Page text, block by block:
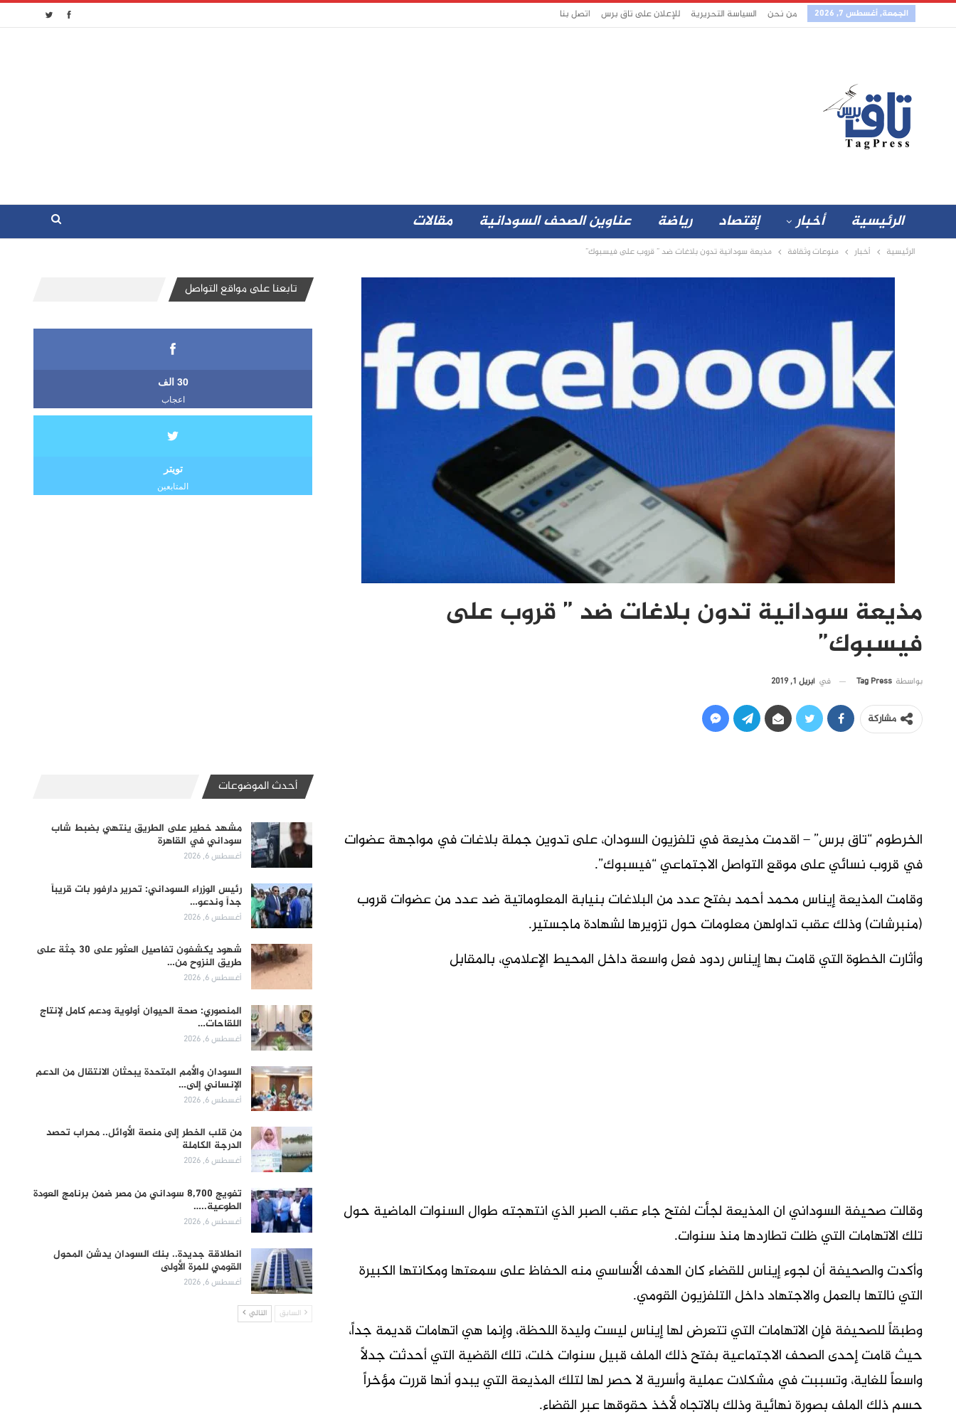
الجمعة, أغسطس 7, 2026 من نحن السياسة التحريرية للإعلان على تاق برس اتصل بنا
الرئيسية أخبار إقتصاد رياضة عناوين الصحف السودانية مقالات
الرئيسية أخبار منوعات وثقافة مذيعة سودانية تدون بلاغات ضد ” قروب على فيسبوك”
مذيعة سودانية تدون بلاغات ضد ” قروب على
فيسبوك”
بواسطة Tag Press في أبريل 1, 2019
مشاركة
الخرطوم “تاق برس” – اقدمت مذيعة في تلفزيون السودان، على تدوين جملة بلاغات في مواجهة عضوات
في قروب نسائي على موقع التواصل الاجتماعي “فيسبوك”.
وقامت المذيعة إيناس محمد أحمد بفتح عدد من البلاغات بنيابة المعلوماتية ضد عدد من عضوات قروب
(منبرشات) وذلك عقب تداولهن معلومات حول تزويرها لشهادة ماجستير.
وأثارت الخطوة التي قامت بها إيناس ردود فعل واسعة داخل المحيط الإعلامي، بالمقابل
وقالت صحيفة السوداني ان المذيعة لجأت لفتح جاء عقب الصبر الذي انتهجته طوال السنوات الماضية حول
تلك الاتهامات التي ظلت تطاردها منذ سنوات.
وأكدت والصحيفة أن لجوء إيناس للقضاء كان الهدف الأساسي منه الحفاظ على سمعتها ومكانتها الكبيرة
التي نالتها بالعمل والاجتهاد داخل التلفزيون القومي.
وطبقاً للصحيفة فإن الاتهامات التي تتعرض لها إيناس ليست وليدة اللحظة، وإنما هي اتهامات قديمة جداً،
حيث قامت إحدى الصحف الاجتماعية بفتح ذلك الملف قبيل سنوات خلت، تلك القضية التي أحدثت جدلاً
واسعاً للغاية، وتسببت في مشكلات عملية وأسرية لا حصر لها لتلك المذيعة التي يبدو أنها قررت مؤخراً
حسم ذلك الملف بصورة نهائية وذلك بالاتجاه لأخذ حقوقها عبر القضاء.
تابعنا على مواقع التواصل
30 الف
اعجاب
تويتر
المتابعين
أحدث الموضوعات
مشهد خطير على الطريق ينتهي بضبط شاب
سوداني في القاهرة
أغسطس 6, 2026
رئيس الوزراء السوداني: تحرير دارفور بات قريباً
جداً وندعو…
أغسطس 6, 2026
شهود يكشفون تفاصيل العثور على 30 جثة على
طريق النزوح من…
أغسطس 6, 2026
المنصوري: صحة الحيوان أولوية ودعم كامل لإنتاج
اللقاحات…
أغسطس 6, 2026
السودان والأمم المتحدة يبحثان الانتقال من الدعم
الإنساني إلى…
أغسطس 6, 2026
من قلب الخطر إلى منصة الأوائل.. محراب تحصد
الدرجة الكاملة
أغسطس 6, 2026
تفويج 8,700 سوداني من مصر ضمن برنامج العودة
الطوعية..…
أغسطس 6, 2026
انطلاقة جديدة.. بنك السودان يدشن المحول
القومي للمرة الأولى
أغسطس 6, 2026
السابق التالي